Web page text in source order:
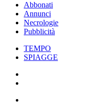
Abbonati
Annunci
Necrologie
Pubblicità
TEMPO
SPIAGGE